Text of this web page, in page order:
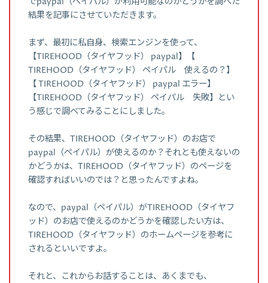
結果を記事にさせていただきます。
まず、最初に私自身、検索エンジンを使って、
【TIREHOOD（タイヤフッド） paypal】【
TIREHOOD（タイヤフッド） ペイパル 使えるの？】
【 TIREHOOD（タイヤフッド） paypal エラー】
【TIREHOOD（タイヤフッド） ペイパル 失敗】とい
う感じで調べてみることにしました。
その結果、TIREHOOD（タイヤフッド）のお店で
paypal（ペイパル）が使えるのか？それとも使えないの
かどうかは、TIREHOOD（タイヤフッド）のページを
確認すればいいのでは？と思ったんですよね。
なので、paypal（ペイパル）がTIREHOOD（タイヤフ
ッド）のお店で使えるのかどうかを確認したい方は、
TIREHOOD（タイヤフッド）のホームページを参考に
されるといいですよ。
それと、これからお話することは、あくまでも、